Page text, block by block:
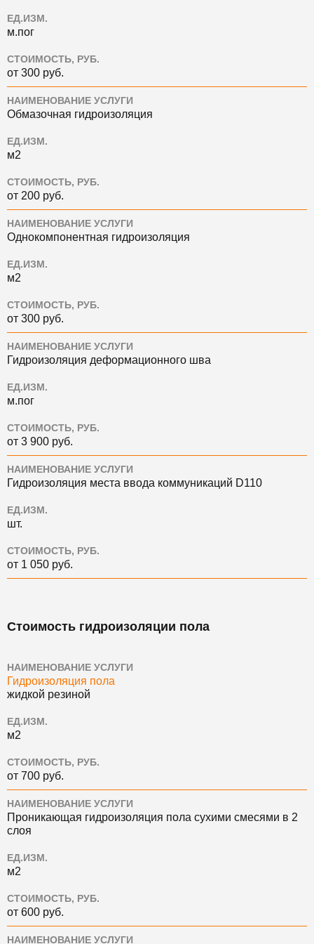
ЕД.ИЗМ.
м.пог
СТОИМОСТЬ, РУБ.
от 300 руб.
НАИМЕНОВАНИЕ УСЛУГИ
Обмазочная гидроизоляция
ЕД.ИЗМ.
м2
СТОИМОСТЬ, РУБ.
от 200 руб.
НАИМЕНОВАНИЕ УСЛУГИ
Однокомпонентная гидроизоляция
ЕД.ИЗМ.
м2
СТОИМОСТЬ, РУБ.
от 300 руб.
НАИМЕНОВАНИЕ УСЛУГИ
Гидроизоляция деформационного шва
ЕД.ИЗМ.
м.пог
СТОИМОСТЬ, РУБ.
от 3 900 руб.
НАИМЕНОВАНИЕ УСЛУГИ
Гидроизоляция места ввода коммуникаций D110
ЕД.ИЗМ.
шт.
СТОИМОСТЬ, РУБ.
от 1 050 руб.
Стоимость гидроизоляции пола
НАИМЕНОВАНИЕ УСЛУГИ
Гидроизоляция пола
жидкой резиной
ЕД.ИЗМ.
м2
СТОИМОСТЬ, РУБ.
от 700 руб.
НАИМЕНОВАНИЕ УСЛУГИ
Проникающая гидроизоляция пола сухими смесями в 2
слоя
ЕД.ИЗМ.
м2
СТОИМОСТЬ, РУБ.
от 600 руб.
НАИМЕНОВАНИЕ УСЛУГИ